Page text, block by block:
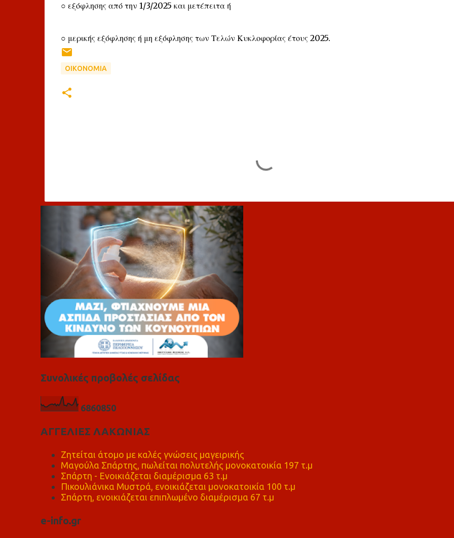
○ εξόφλησης από την 1/3/2025 και μετέπειτα ή
○ μερικής εξόφλησης ή μη εξόφλησης των Τελών Κυκλοφορίας έτους 2025.
ΟΙΚΟΝΟΜΙΑ
λ
Συνολικές προβολές σελίδας
6860850
ΑΓΓΕΛΙΕΣ ΛΑΚΩΝΙΑΣ
Ζητείται άτομο με καλές γνώσεις μαγειρικής
Μαγούλα Σπάρτης, πωλείται πολυτελής μονοκατοικία 197 τ.μ
Σπάρτη - Ενοικιάζεται διαμέρισμα 63 τ.μ
Πικουλιάνικα Μυστρά, ενοικιάζεται μονοκατοικία 100 τ.μ
Σπάρτη, ενοικιάζεται επιπλωμένο διαμέρισμα 67 τ.μ
e-info.gr